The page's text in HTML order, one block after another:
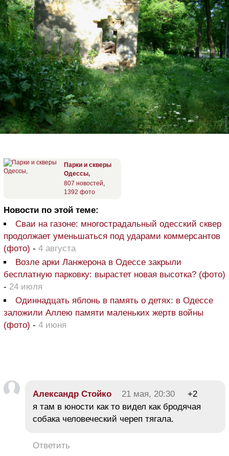
Парки и скверы
Одессы,
807 новостей
1392 фото
Новости по этой теме:
Сваи на газоне: многострадальный одесский сквер
продолжает уменьшаться под ударами коммерсантов
(фото) - 4 августа
Возле арки Ланжерона в Одессе закрыли
бесплатную парковку: вырастет новая высотка? (фото)
- 24 июля
Одиннадцать яблонь в память о детях: в Одессе
заложили Аллею памяти маленьких жертв войны
(фото) - 4 июня
Александр Стойко 21 мая, 20:30
+2
я там в юности как то видел как бродячая
собака человеческий череп тягала.
Ответить